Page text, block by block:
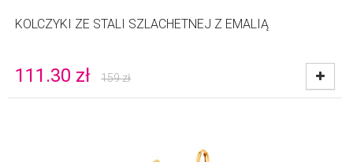
KOLCZYKI ZE STALI SZLACHETNEJ Z EMALIĄ
111.30 zł 159zł